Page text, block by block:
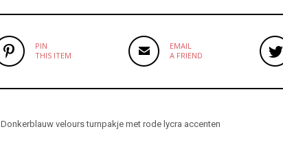
PIN
THIS ITEM
EMAIL
A FRIEND
Donkerblauw velours turnpakje met rode lycra accenten